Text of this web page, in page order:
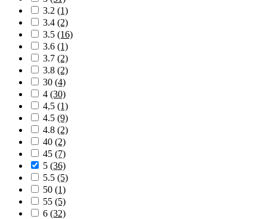
3.2 (1)
3.4 (2)
3.5 (16)
3.6 (1)
3.7 (2)
3.8 (2)
30 (4)
4 (30)
4,5 (1)
4.5 (9)
4.8 (2)
40 (2)
45 (7)
5 (36)
5.5 (5)
50 (1)
55 (5)
6 (32)